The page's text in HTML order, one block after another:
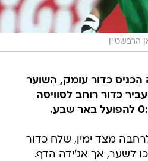
הרבשטיין
הכניס כדור עומק, השוער
כדור רוחב לסוויסה
לרחבה מצד ימין, שלח כדור
לשער, אך אג'ידה הדף.